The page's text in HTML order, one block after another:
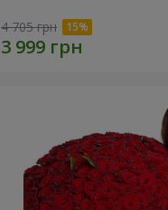
4 705 грн